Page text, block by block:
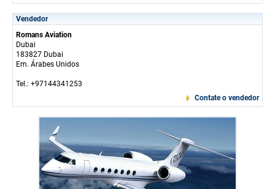
Vendedor
Romans Aviation
Dubai
183827 Dubai
Em. Árabes Unidos
Tel.: +97144341253
Contate o vendedor